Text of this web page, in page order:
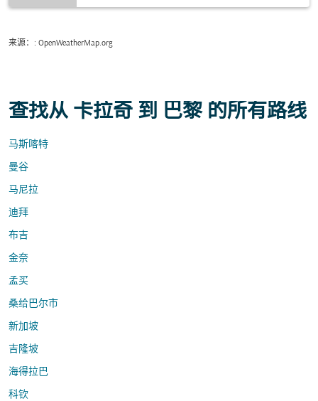
来源： : OpenWeatherMap.org
查找从 卡拉奇 到 巴黎 的所有路线
马斯喀特
曼谷
马尼拉
迪拜
布吉
金奈
孟买
桑给巴尔市
新加坡
吉隆坡
海得拉巴
科钦